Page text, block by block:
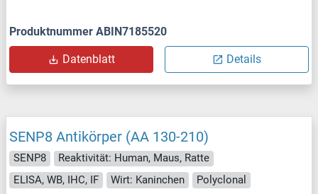
Produktnummer ABIN7185520
Datenblatt Details
SENP8 Antikörper (AA 130-210)
SENP8
Reaktivität: Human, Maus, Ratte
ELISA, WB, IHC, IF
Wirt: Kaninchen
Polyclonal